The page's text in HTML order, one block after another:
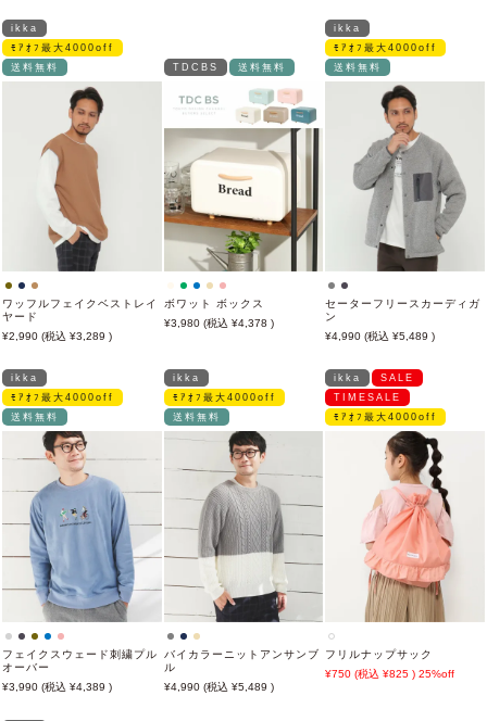
ikka
ﾓｱｵﾌ最大4000off
送料無料
ワッフルフェイクベストレイ
ヤード
2,990
3,289
TDCBS 送料無料
ボワット ボックス
3,980
4,378
ikka
ﾓｱｵﾌ最大4000off
送料無料
セーターフリースカーディガ
ン
4,990
5,489
ikka
ﾓｱｵﾌ最大4000off
送料無料
フェイクスウェード刺繍プル
オーバー
3,990
4,389
ikka
ﾓｱｵﾌ最大4000off
送料無料
バイカラーニットアンサンブ
ル
4,990
5,489
ikka
SALE
TIMESALE
ﾓｱｵﾌ最大4000off
フリルナップサック
750
825 25%off